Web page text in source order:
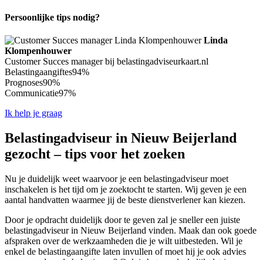
Persoonlijke tips nodig?
Linda
Klompenhouwer
Customer Succes manager bij belastingadviseurkaart.nl
Belastingaangiftes94%
Prognoses90%
Communicatie97%
Ik help je graag
Belastingadviseur in Nieuw Beijerland
gezocht – tips voor het zoeken
Nu je duidelijk weet waarvoor je een belastingadviseur moet
inschakelen is het tijd om je zoektocht te starten. Wij geven je een
aantal handvatten waarmee jij de beste dienstverlener kan kiezen.
Door je opdracht duidelijk door te geven zal je sneller een juiste
belastingadviseur in Nieuw Beijerland vinden. Maak dan ook goede
afspraken over de werkzaamheden die je wilt uitbesteden. Wil je
enkel de belastingaangifte laten invullen of moet hij je ook advies